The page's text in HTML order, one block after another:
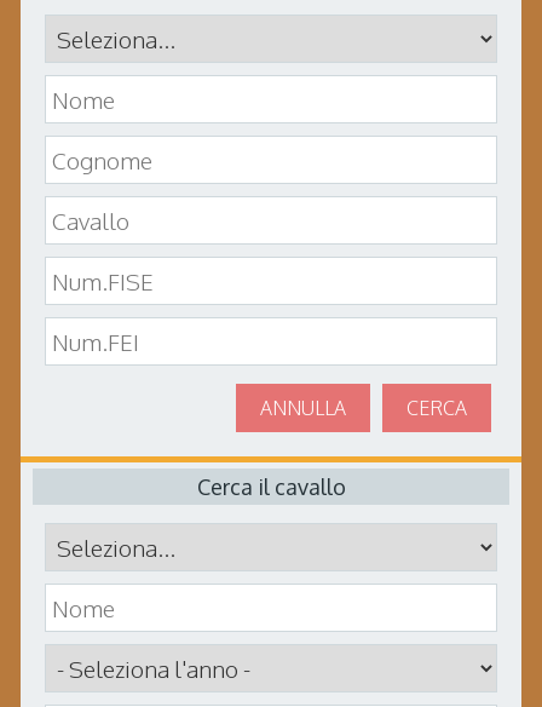
CERCA
ANNULLA
Cerca il cavallo